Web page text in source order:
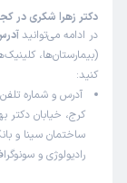
کاربر
این پزشک را
رفتار
علت مراجعه:
دکتر زهرا شکری در
در ادامه می‌توانید
(بیمارستان‌ها،
کنید:
آدرس و شماره تلفن
کرج، خیابان دکتر
رادیولوژی و سونوگرافی